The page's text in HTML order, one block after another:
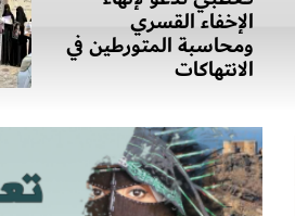
الإخفاء القسري
ومحاسبة المتورطين في
الانتهاكات